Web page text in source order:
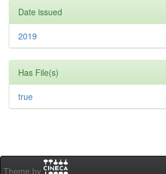
Date issued
2019
Has File(s)
true
Theme by